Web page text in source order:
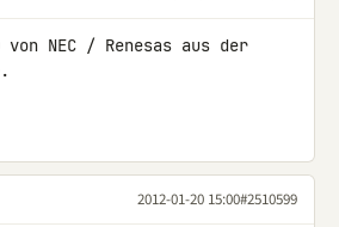
von NEC / Renesas aus der
2012-01-20 15:00#2510599